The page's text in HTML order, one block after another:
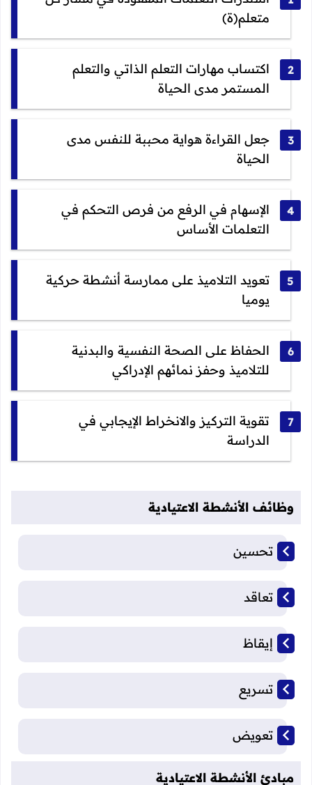
متعلم(ة)
اكتساب مهارات التعلم الذاتي والتعلم
المستمر مدى الحياة
جعل القراءة هواية محببة للنفس مدى
الحياة
الإسهام في الرفع من فرص التحكم في
التعلمات الأساس
تعويد التلاميذ على ممارسة أنشطة حركية
يوميا
الحفاظ على الصحة النفسية والبدنية
للتلاميذ وحفز نمائهم الإدراكي
تقوية التركيز والانخراط الإيجابي في
الدراسة
وظائف الأنشطة الاعتيادية
تحسين
تعاقد
إيقاظ
تسريع
تعويض
مبادئ الأنشطة الاعتيادية